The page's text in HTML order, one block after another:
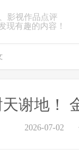
影视作品点评
现有趣的内容！
谢地！
2026-07-02